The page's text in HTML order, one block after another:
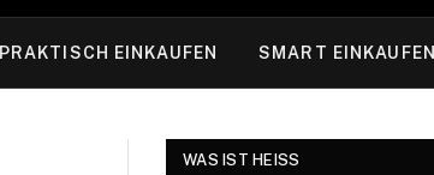
PRAKTISCH EINKAUFEN SMART EINKAUFEN
WAS IST HEISS